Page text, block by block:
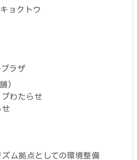
ョクトウ
ラザ
）
わたらせ
せ
ズム拠点としての環境整備